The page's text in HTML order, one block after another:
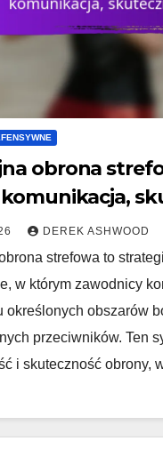
obrona
komunikacja,
DEREK ASHWOOD
strefowa to
w którym zawodnicy
określonych obszarów
przeciwników. Ten
i skuteczność obrony,